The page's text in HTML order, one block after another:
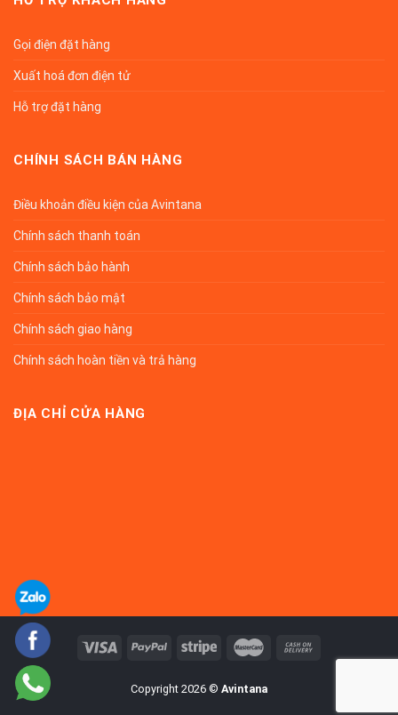
Gọi điện đặt hàng
Xuất hoá đơn điện tử
Hỗ trợ đặt hàng
CHÍNH SÁCH BÁN HÀNG
Điều khoản điều kiện của Avintana
Chính sách thanh toán
Chính sách bảo hành
Chính sách bảo mật
Chính sách giao hàng
Chính sách hoàn tiền và trả hàng
ĐỊA CHỈ CỬA HÀNG
Copyright 2026 © Avintana